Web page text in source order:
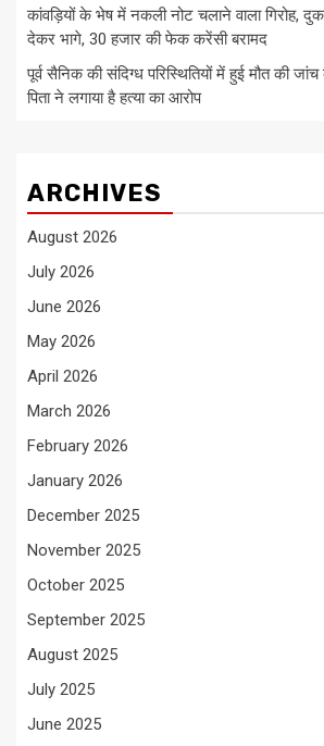
कांवड़ियों के भेष में नकली नोट चलाने वाला गिरोह,
देकर भागे, 30 हजार की फेक करेंसी बरामद
पूर्व सैनिक की संदिग्ध परिस्थितियों में हुई मौत की
पिता ने लगाया है हत्या का आरोप
ARCHIVES
August 2026
July 2026
June 2026
May 2026
April 2026
March 2026
February 2026
January 2026
December 2025
November 2025
October 2025
September 2025
August 2025
July 2025
June 2025